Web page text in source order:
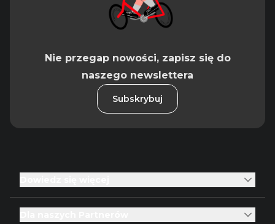
Nie przegap nowości, zapisz się do
naszego newslettera
Subskrybuj